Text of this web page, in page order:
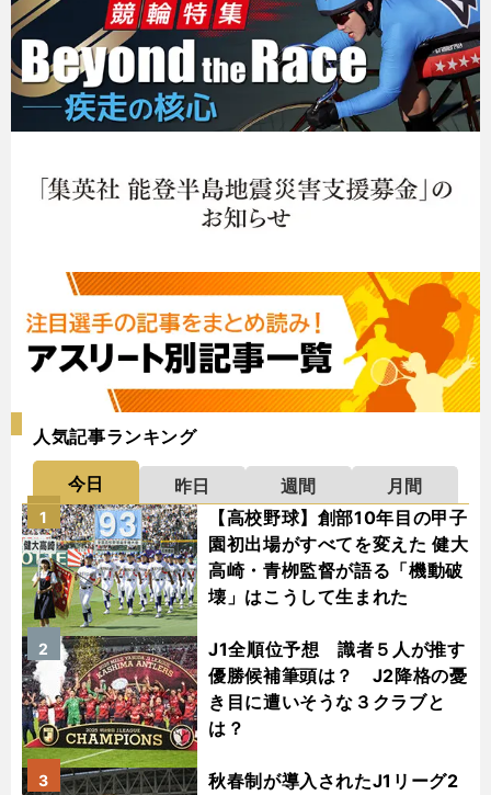
人気記事ランキング
今日 昨日 週間
月間
【高校野球】創部10年目の甲子
園初出場がすべてを変えた 健大
高崎・青栁監督が語る「機動破
壊」はこうして生まれた
1
J1全順位予想 識者５人が推す
優勝候補筆頭は？ J2降格の憂
き目に遭いそうな３クラブと
は？
2
秋春制が導入されたJ1リーグ2
3